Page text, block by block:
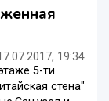
19:34
5-ти
стена"